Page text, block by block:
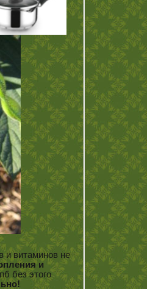
и витаминов не
и
без этого